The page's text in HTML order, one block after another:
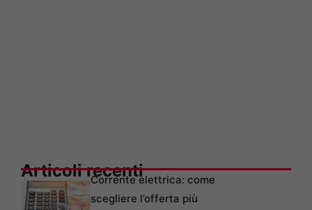
Articoli recentiCorrente elettrica: come
scegliere l’offerta più